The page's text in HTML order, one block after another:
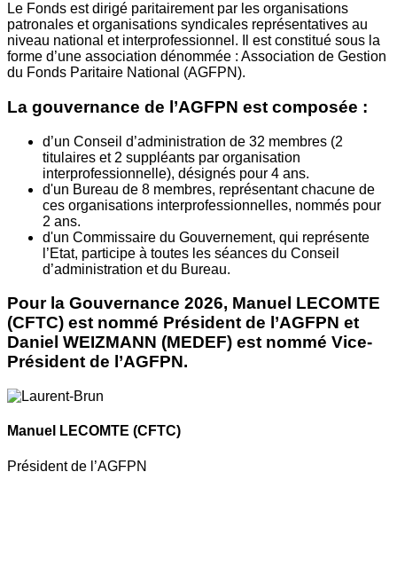
Le Fonds est dirigé paritairement par les organisations
patronales et organisations syndicales représentatives au
niveau national et interprofessionnel. Il est constitué sous la
forme d’une association dénommée : Association de Gestion
du Fonds Paritaire National (AGFPN).
La gouvernance de l’AGFPN est composée :
d’un Conseil d’administration de 32 membres (2
titulaires et 2 suppléants par organisation
interprofessionnelle), désignés pour 4 ans.
d'un Bureau de 8 membres, représentant chacune de
ces organisations interprofessionnelles, nommés pour
2 ans.
d'un Commissaire du Gouvernement, qui représente
l’Etat, participe à toutes les séances du Conseil
d’administration et du Bureau.
Pour la Gouvernance 2026, Manuel LECOMTE
(CFTC) est nommé Président de l’AGFPN et
Daniel WEIZMANN (MEDEF) est nommé Vice-
Président de l’AGFPN.
Manuel LECOMTE (CFTC)
Président de l’AGFPN